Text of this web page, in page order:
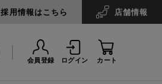
採用情報はこちら 店舗情報
会員登録 ログイン カート